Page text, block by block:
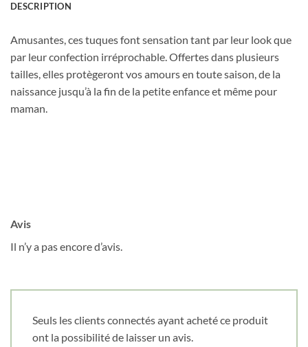
DESCRIPTION
Amusantes, ces tuques font sensation tant par leur look que
par leur confection irréprochable. Offertes dans plusieurs
tailles, elles protègeront vos amours en toute saison, de la
naissance jusqu’à la fin de la petite enfance et même pour
maman.
Avis
Il n’y a pas encore d’avis.
Seuls les clients connectés ayant acheté ce produit
ont la possibilité de laisser un avis.